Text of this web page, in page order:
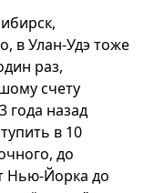
в Улан-Удэ тоже
раз,
счету
года назад
в 10
до
Нью-Йорка до